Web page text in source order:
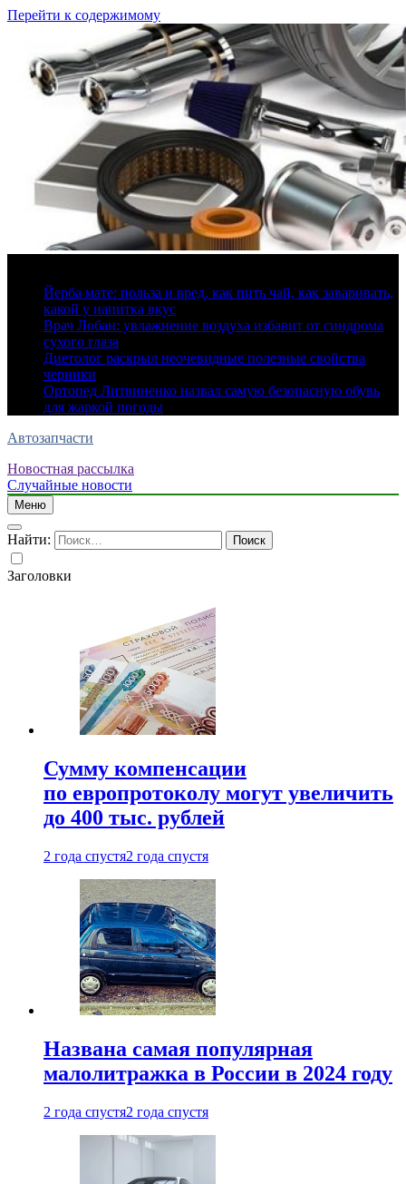
Перейти к содержимому
Йерба мате: польза и вред, как пить чай, как заваривать,
какой у напитка вкус
Врач Лобан: увлажнение воздуха избавит от синдрома
сухого глаза
Диетолог раскрыл неочевидные полезные свойства
черники
Ортопед Литвиненко назвал самую безопасную обувь
для жаркой погоды
Автозапчасти
Новостная рассылка
Случайные новости
Меню
Найти:
Заголовки
Сумму компенсации
по европротоколу могут увеличить
до 400 тыс. рублей
2 года спустя2 года спустя
Названа самая популярная
малолитражка в России в 2024 году
2 года спустя2 года спустя